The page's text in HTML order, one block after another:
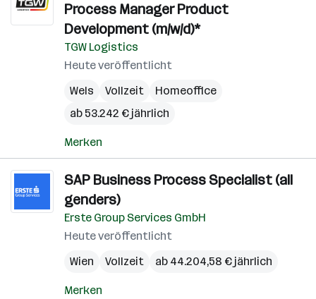
Process Manager Product
Development (m/w/d)*
TGW Logistics
Heute veröffentlicht
Wels
Vollzeit
Homeoffice
ab 53.242 € jährlich
Merken
SAP Business Process Specialist (all
genders)
Erste Group Services GmbH
Heute veröffentlicht
Wien
Vollzeit ab 44.204,58 € jährlich
Merken